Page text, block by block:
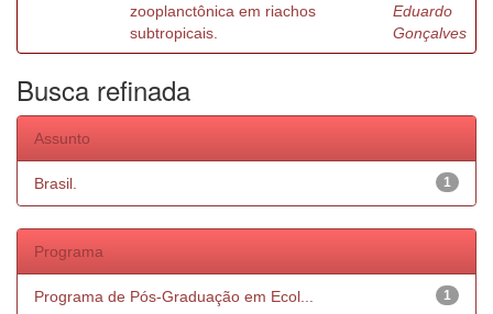
zooplanctônica em riachos
subtropicais.
Eduardo
Gonçalves
Busca refinada
Assunto
1
Brasil.
Programa
1
Programa de Pós-Graduação em Ecol...